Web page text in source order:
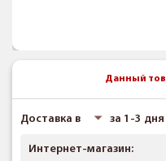
Данный
Доставка в за 1-3 дня
Интернет-магазин: